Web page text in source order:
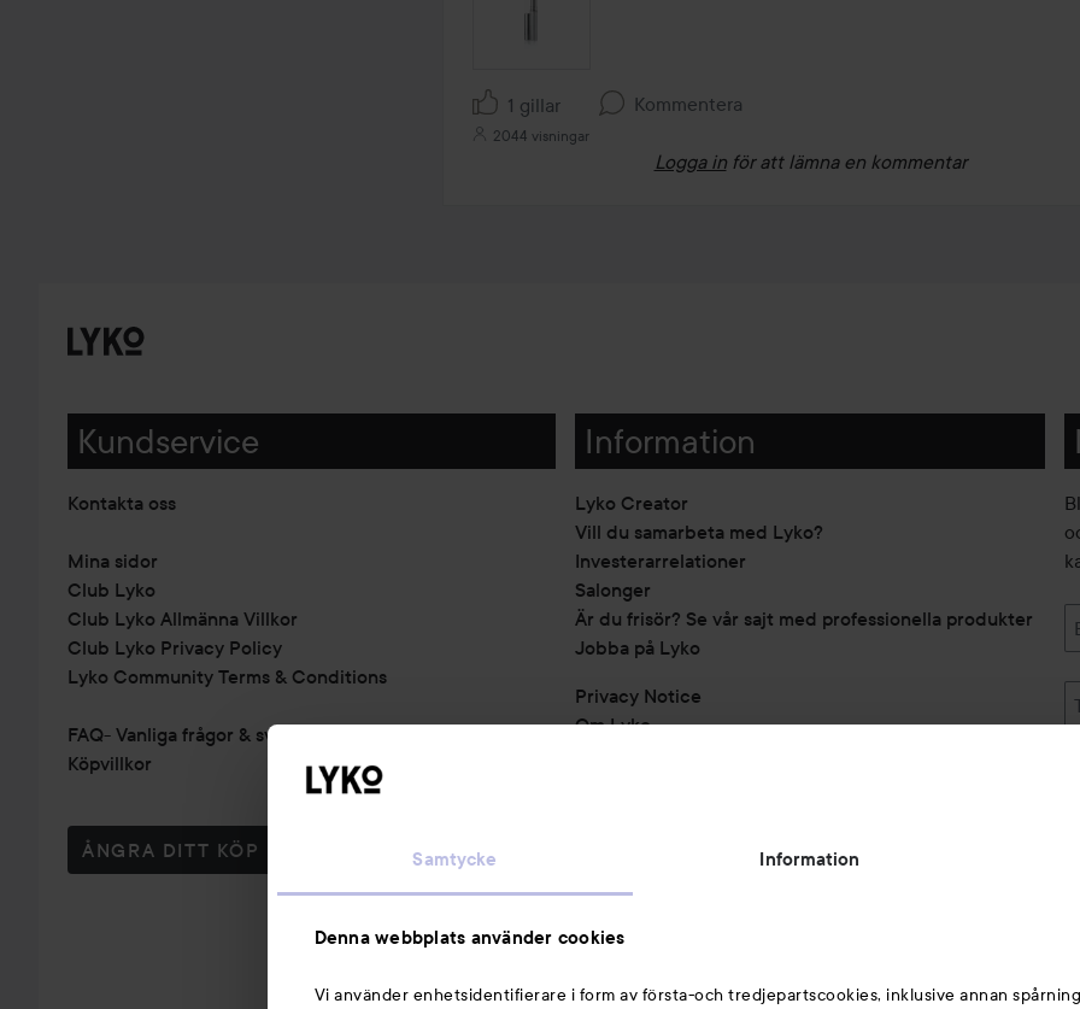
Samtycke Information
Denna webbplats använder cookies
Vi använder enhetsidentifierare i form av första-och tredjepartscookies, inklusive annan
1 gillar Kommentera
2044 visningar
Logga in för att lämna en kommentar
Kundservice
Kontakta oss
Mina sidor
Club Lyko
Club Lyko Allmänna Villkor
Club Lyko Privacy Policy
Lyko Community Terms & Conditions
FAQ- Vanliga frågor & svar
Köpvillkor
ÅNGRA DITT KÖP
Information
Lyko Creator
Vill du samarbeta med Lyko?
Investerarrelationer
Salonger
Är du frisör? Se vår sajt med professionella produkter
Jobba på Lyko
Privacy Notice
Om Lyko
Michael Edwards Fragrances of the World
Cookie Consent
Partners